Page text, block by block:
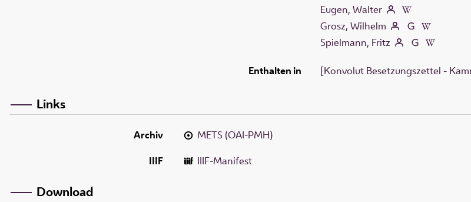
Enthalten in [Konvolut Besetzungszettel -
Eugen, Walter
Grosz, Wilhelm
Spielmann, Fritz
Links
Archiv
METS (OAI-PMH)
IIIF
IIIF-Manifest
Download